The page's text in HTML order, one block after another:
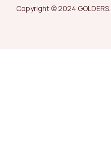
Copyright © 2024